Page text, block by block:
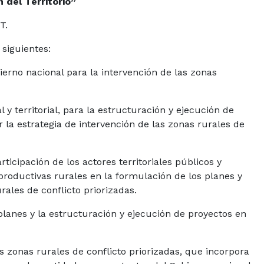
nacional para la intervención de las zonas
y territorial, para la estructuración y ejecución de
estrategia de intervención de las zonas rurales de
de los actores territoriales públicos y
rurales en la formulación de los planes y
de conflicto priorizadas.
y la estructuración y ejecución de proyectos en
rurales de conflicto priorizadas, que incorpora